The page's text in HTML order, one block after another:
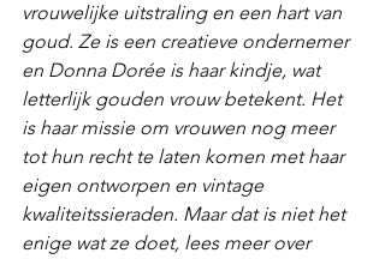
vrouwelijke uitstraling en een hart van
goud. Ze is een creatieve ondernemer
en Donna Dorée is haar kindje, wat
letterlijk gouden vrouw betekent. Het
is haar missie om vrouwen nog meer
tot hun recht te laten komen met haar
eigen ontworpen en vintage
kwaliteitssieraden. Maar dat is niet het
enige wat ze doet, lees meer over